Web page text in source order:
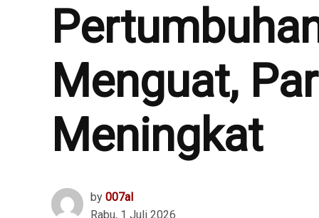
Menguat,
Meningkat
by 007al
Rabu, 1 Juli 2026